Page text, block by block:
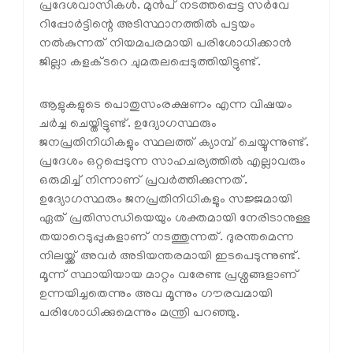
പ്രദേശവാസികള്‍. മുന്‍പ് നടത്തപ്പെട്ട സര്‍വേ
റിപ്പോര്‍ട്ടിന്റെ അടിസ്ഥാനത്തില്‍ പട്ടയം
നല്‍കുന്നത് നിയമപരമായി പരിശോധിക്കാന്‍
ജില്ലാ കളക്ടറെ ചുമതലപ്പെടുത്തിയിട്ടുണ്ട്.
ആളുകളുടെ പൊതുസംരക്ഷണം എന്ന വിഷയം
ചര്‍ച്ച ചെയ്തിട്ടുണ്ട്. ഉദ്യോഗസ്ഥരും
ജനപ്രതിനിധികളും സ്ഥലത്ത് ക്യാമ്പ് ചെയ്യുന്നുണ്ട്.
പ്രദേശം ഒറ്റപ്പെടുന്ന സാഹചര്യത്തില്‍ എല്ലാവരും
ഒരുമിച്ച് നിന്നാണ് പ്രവര്‍ത്തിക്കുന്നത്.
ഉദ്യോഗസ്ഥരും ജനപ്രതിനിധികളും സജ്ജമായി
ഏത് പ്രതിസന്ധിയെയും ശക്തമായി നേരിടാനുള്ള
തയാറെടുപ്പുകളാണ് നടത്തുന്നത്. ദുരന്തമെന്ന
നിലയ്ക്ക് അവര്‍ അടിയന്തരമായി ഇടപെടുന്നുണ്ട്.
മൂന്ന് സ്ഥായിയായ മാറ്റം വരേണ്ട പ്രശ്നങ്ങളാണ്
ഉന്നയിച്ചതെന്നും അവ മൂന്നും ഗൗരവമായി
പരിശോധിക്കുമെന്നും മന്ത്രി പറഞ്ഞു.